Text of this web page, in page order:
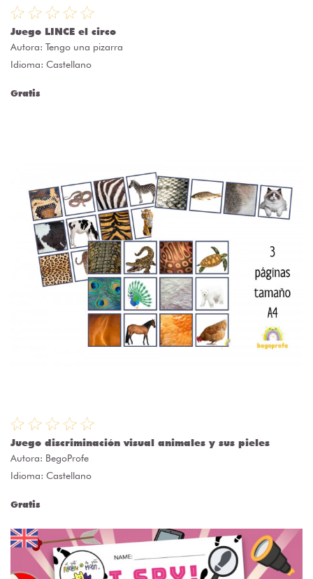
Juego LINCE el circo
Autora: Tengo una pizarra
Idioma: Castellano
Gratis
Juego discriminación visual animales y sus pieles
Autora: BegoProfe
Idioma: Castellano
Gratis